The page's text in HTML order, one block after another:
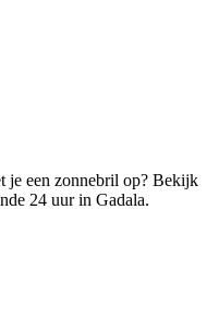
je een zonnebril op? Bekijk
24 uur in Gadala.